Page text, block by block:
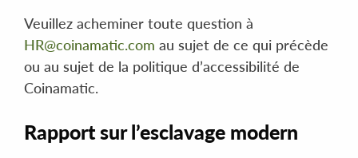
Veuillez acheminer toute question à
HR@coinamatic.com au sujet de ce qui précède
ou au sujet de la politique d’accessibilité de
Coinamatic.
Rapport sur l’esclavage modern